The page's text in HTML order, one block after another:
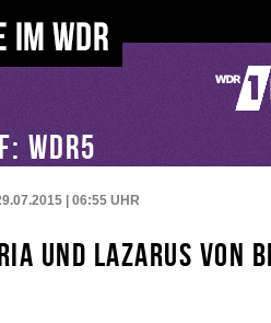
WDR5
| 06:55 UHR
und Lazarus von